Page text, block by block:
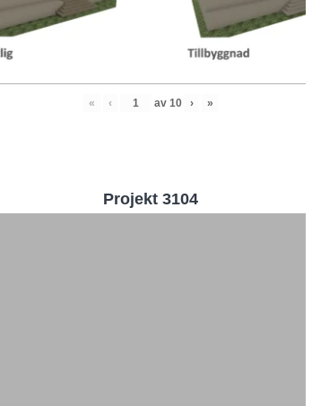
« ‹ av 10 › »
Projekt 3104